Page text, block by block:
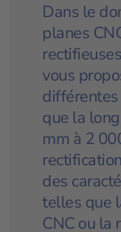
Dans le
planes
vous
que la
mm à 2
des
telles que
CNC ou la